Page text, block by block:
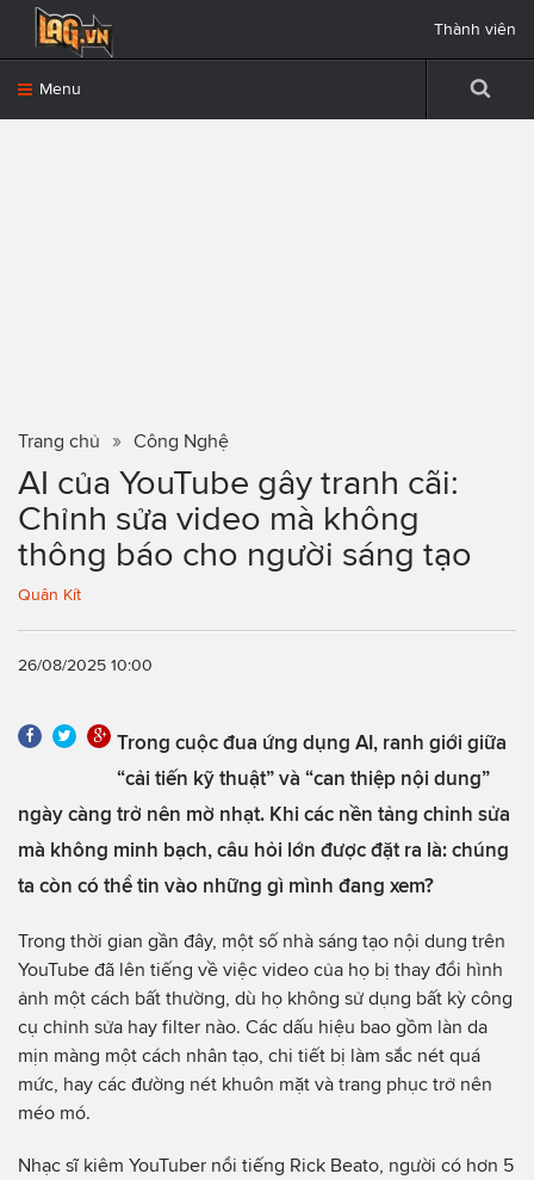
Menu
Thành viên
Trang chủ Công Nghệ
AI của YouTube gây tranh cãi:
Chỉnh sửa video mà không
thông báo cho người sáng tạo
Quân Kít
26/08/2025 10:00
Trong cuộc đua ứng dụng AI, ranh giới giữa
“cải tiến kỹ thuật” và “can thiệp nội dung”
ngày càng trở nên mờ nhạt. Khi các nền tảng chỉnh sửa
mà không minh bạch, câu hỏi lớn được đặt ra là: chúng
ta còn có thể tin vào những gì mình đang xem?
Trong thời gian gần đây, một số nhà sáng tạo nội dung trên
YouTube đã lên tiếng về việc video của họ bị thay đổi hình
ảnh một cách bất thường, dù họ không sử dụng bất kỳ công
cụ chỉnh sửa hay filter nào. Các dấu hiệu bao gồm làn da
mịn màng một cách nhân tạo, chi tiết bị làm sắc nét quá
mức, hay các đường nét khuôn mặt và trang phục trở nên
méo mó.
Nhạc sĩ kiêm YouTuber nổi tiếng Rick Beato, người có hơn 5